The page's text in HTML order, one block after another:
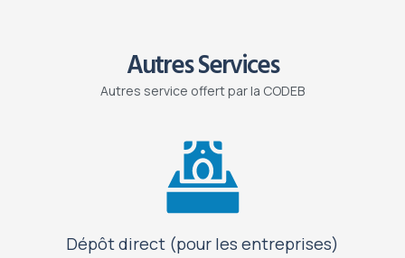
Autres Services
Autres service offert par la CODEB
Dépôt direct (pour les entreprises)